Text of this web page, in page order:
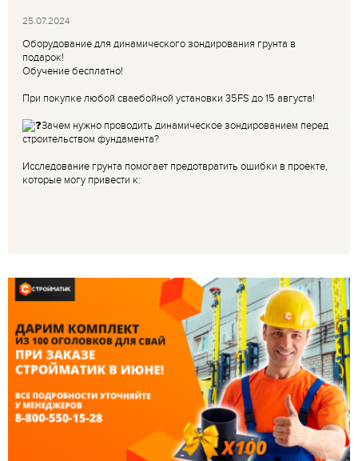
25.07.2024
Оборудование для динамического зондирования грунта в
подарок!
Обучение бесплатно!
При покупке любой сваебойной установки 35FS до 15 августа!
Зачем нужно проводить динамическое зондированием перед
строительством фундамента?
Исследование грунта помогает предотвратить ошибки в проекте,
которые могу привести к: